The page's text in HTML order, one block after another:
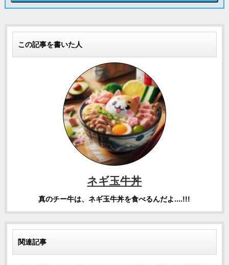
この記事を書いた人
ネギ玉牛丼
真のチー牛は、ネギ玉牛丼を食べるんだよ....!!!
関連記事